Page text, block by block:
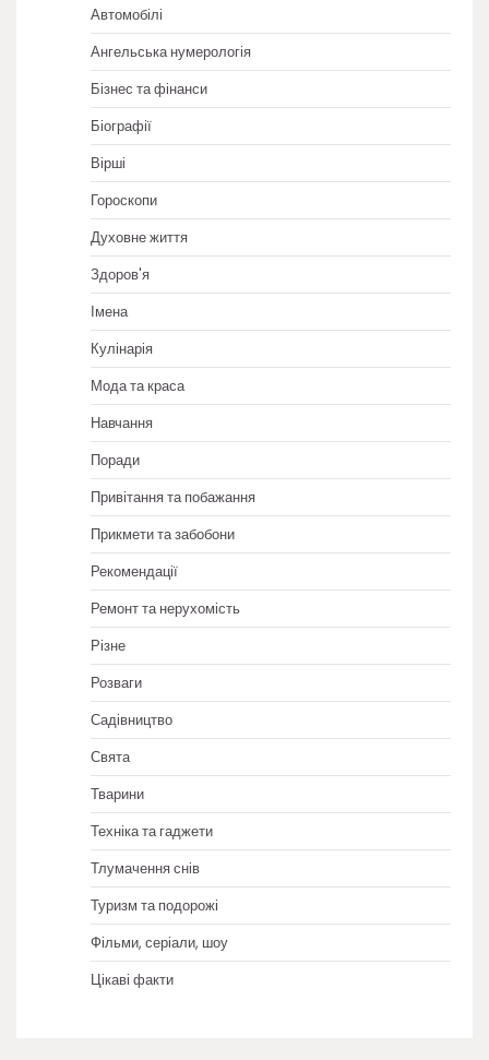
Автомобілі
Ангельська нумерологія
Бізнес та фінанси
Біографії
Вірші
Гороскопи
Духовне життя
Здоров'я
Імена
Кулінарія
Мода та краса
Навчання
Поради
Привітання та побажання
Прикмети та забобони
Рекомендації
Ремонт та нерухомість
Різне
Розваги
Садівництво
Свята
Тварини
Техніка та гаджети
Тлумачення снів
Туризм та подорожі
Фільми, серіали, шоу
Цікаві факти